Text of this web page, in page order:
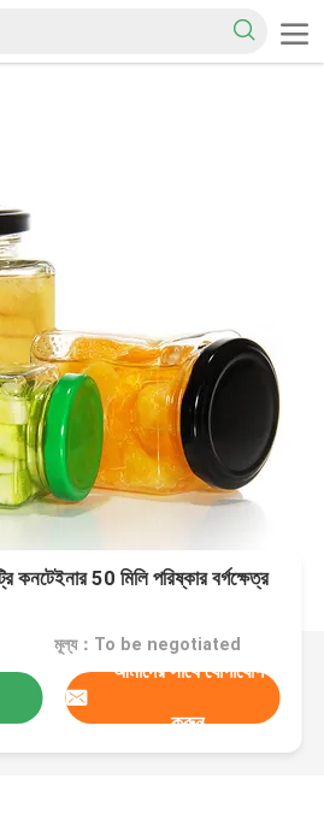
কনটেইনার 50 মিলি পরিষ্কার বর্গক্ষেত্র
মূল্য：To be negotiated
আমাদের সাথে যোগাযোগ
করুন